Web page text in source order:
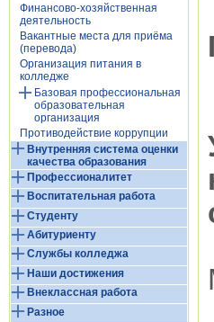
Финансово-хозяйственная
деятельность
Вакантные места для приёма
(перевода)
Организация питания в
колледже
Базовая профессиональная
образовательная
организация
Противодействие коррупции
Внутренняя система оценки
качества образования
Профессионалитет
Воспитательная работа
Студенту
Абитуриенту
Службы колледжа
Наши достижения
Внеклассная работа
Разное